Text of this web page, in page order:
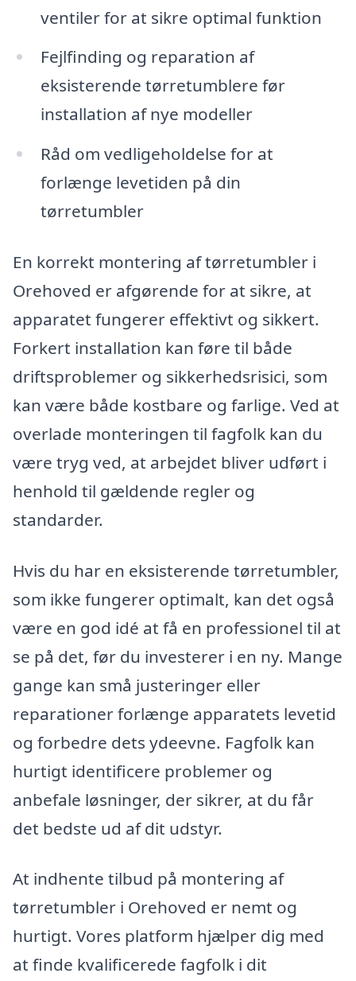
ventiler for at sikre optimal funktion
Fejlfinding og reparation af
eksisterende tørretumblere før
installation af nye modeller
Råd om vedligeholdelse for at
forlænge levetiden på din
tørretumbler
En korrekt montering af tørretumbler i
Orehoved er afgørende for at sikre, at
apparatet fungerer effektivt og sikkert.
Forkert installation kan føre til både
driftsproblemer og sikkerhedsrisici, som
kan være både kostbare og farlige. Ved at
overlade monteringen til fagfolk kan du
være tryg ved, at arbejdet bliver udført i
henhold til gældende regler og
standarder.
Hvis du har en eksisterende tørretumbler,
som ikke fungerer optimalt, kan det også
være en god idé at få en professionel til at
se på det, før du investerer i en ny. Mange
gange kan små justeringer eller
reparationer forlænge apparatets levetid
og forbedre dets ydeevne. Fagfolk kan
hurtigt identificere problemer og
anbefale løsninger, der sikrer, at du får
det bedste ud af dit udstyr.
At indhente tilbud på montering af
tørretumbler i Orehoved er nemt og
hurtigt. Vores platform hjælper dig med
at finde kvalificerede fagfolk i dit